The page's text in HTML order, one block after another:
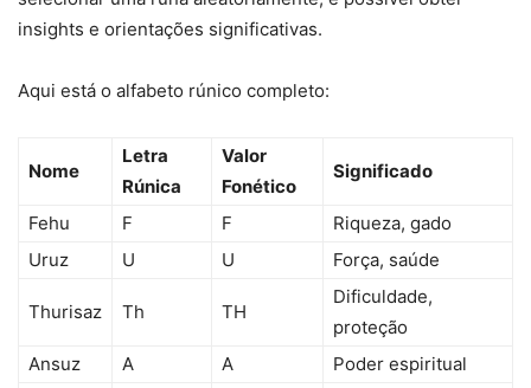
insights e orientações significativas.
Aqui está o alfabeto rúnico completo:
Nome
Letra
Rúnica
Valor
Fonético
Significado
Fehu F F
Riqueza, gado
Uruz
U U Força, saúde
Thurisaz Th TH
Dificuldade,
proteção
Ansuz
A A Poder espiritual